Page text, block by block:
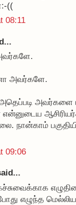
((
08:11
அவர்களே.
அதெப்படி
நான்காம்
09:06
எழுந்த மெல்லிய